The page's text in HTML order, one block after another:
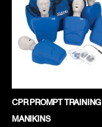
CPR PROMPT TRAINING
MANIKINS